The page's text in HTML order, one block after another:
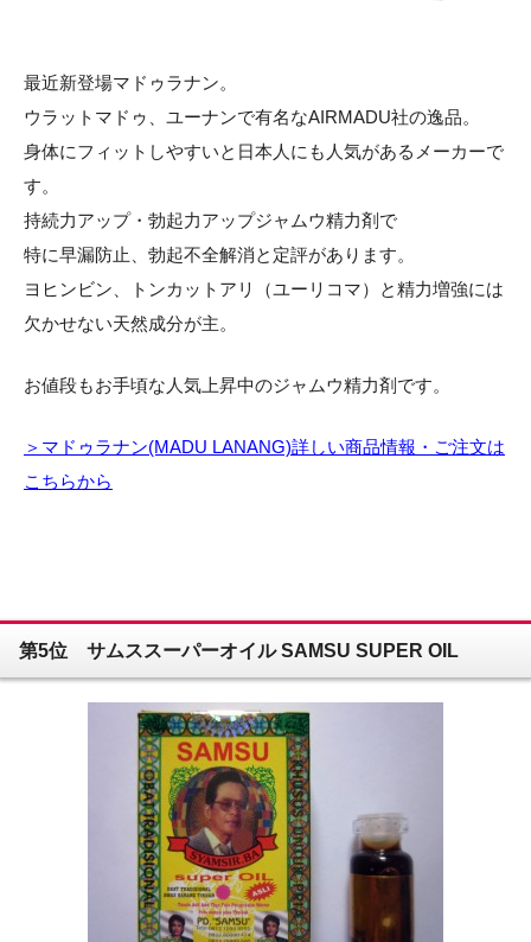
最近新登場マドゥラナン。
ウラットマドゥ、ユーナンで有名なAIRMADU社の逸品。
身体にフィットしやすいと日本人にも人気があるメーカーで
す。
持続力アップ・勃起力アップジャムウ精力剤で
特に早漏防止、勃起不全解消と定評があります。
ヨヒンビン、トンカットアリ（ユーリコマ）と精力増強には
欠かせない天然成分が主。
お値段もお手頃な人気上昇中のジャムウ精力剤です。
＞マドゥラナン(MADU LANANG)詳しい商品情報・ご注文は
こちらから
第5位 サムススーパーオイル SAMSU SUPER OIL